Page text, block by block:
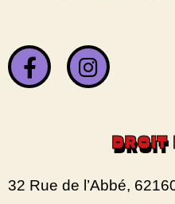
DROIT
32 Rue de l’Abbé,